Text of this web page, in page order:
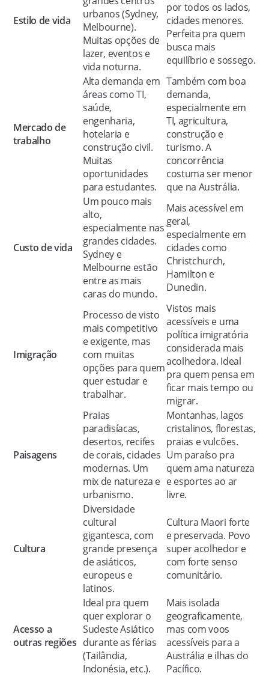
Estilo de vida
urbanos (Sydney,
Melbourne).
Muitas opções de
lazer, eventos e
vida noturna.
por todos os lados,
cidades menores.
Perfeita pra quem
busca mais
equilíbrio e sossego.
Mercado de
trabalho
Alta demanda em
áreas como TI,
saúde,
engenharia,
hotelaria e
construção civil.
Muitas
oportunidades
para estudantes.
Também com boa
demanda,
especialmente em
TI, agricultura,
construção e
turismo. A
concorrência
costuma ser menor
que na Austrália.
Custo de vida
Um pouco mais
alto,
especialmente nas
grandes cidades.
Sydney e
Melbourne estão
entre as mais
caras do mundo.
Mais acessível em
geral,
especialmente em
cidades como
Christchurch,
Hamilton e
Dunedin.
Imigração
Processo de visto
mais competitivo
e exigente, mas
com muitas
opções para quem
quer estudar e
trabalhar.
Vistos mais
acessíveis e uma
política imigratória
considerada mais
acolhedora. Ideal
pra quem pensa em
ficar mais tempo ou
migrar.
Paisagens
Praias
paradisíacas,
desertos, recifes
de corais, cidades
modernas. Um
mix de natureza e
urbanismo.
Montanhas, lagos
cristalinos, florestas,
praias e vulcões.
Um paraíso pra
quem ama natureza
e esportes ao ar
livre.
Cultura
Diversidade
cultural
gigantesca, com
grande presença
de asiáticos,
europeus e
latinos.
Cultura Maori forte
e preservada. Povo
super acolhedor e
com forte senso
comunitário.
Acesso a
outras regiões
Ideal pra quem
quer explorar o
Sudeste Asiático
durante as férias
(Tailândia,
Indonésia, etc.).
Mais isolada
geograficamente,
mas com voos
acessíveis para a
Austrália e ilhas do
Pacífico.